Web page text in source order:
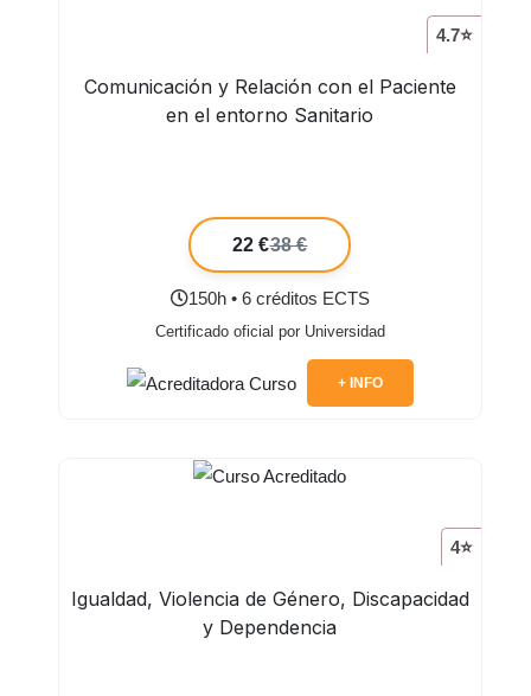
4.7⭐
Comunicación y Relación con el Paciente
en el entorno Sanitario
22 €38 €
150h • 6 créditos ECTS
Certificado oficial por Universidad
+ INFO
4⭐
Igualdad, Violencia de Género, Discapacidad
y Dependencia